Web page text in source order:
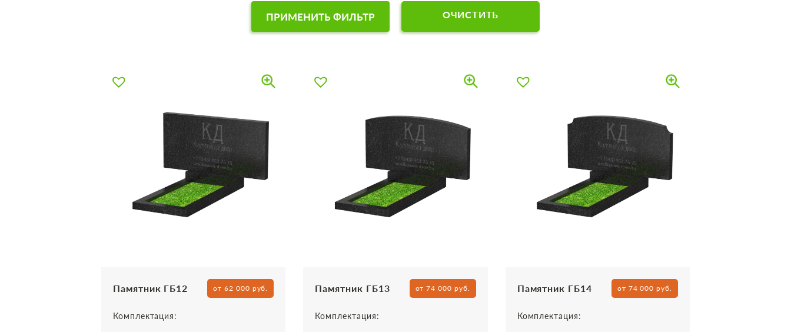
ПРИМЕНИТЬ ФИЛЬТР ОЧИСТИТЬ
Памятник ГБ12 от 62 000 руб.
Комплектация:
Памятник ГБ13 от 74 000 руб.
Комплектация:
Памятник ГБ14 от 74 000 руб.
Комплектация: